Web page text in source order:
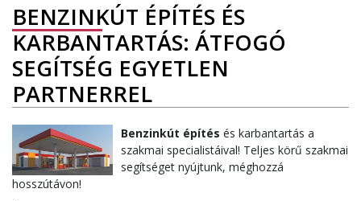
BENZINKÚT ÉPÍTÉS ÉS
KARBANTARTÁS: ÁTFOGÓ
SEGÍTSÉG EGYETLEN
PARTNERREL
Benzinkút építés és karbantartás a
szakmai specialistáival! Teljes körű szakmai
segítséget nyújtunk, méghozzá
hosszútávon!